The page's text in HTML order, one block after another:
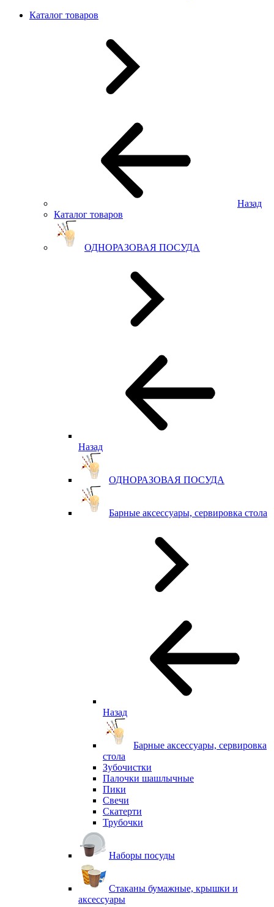
Каталог товаров
Назад
Каталог товаров
ОДНОРАЗОВАЯ ПОСУДА
Назад
ОДНОРАЗОВАЯ ПОСУДА
Барные аксессуары, сервировка стола
Назад
Барные аксессуары, сервировка
стола
Зубочистки
Палочки шашлычные
Пики
Свечи
Скатерти
Трубочки
Наборы посуды
Стаканы бумажные, крышки и
аксессуары